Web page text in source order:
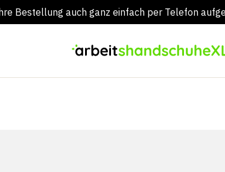
Bestellung auch ganz einfach per Telefon